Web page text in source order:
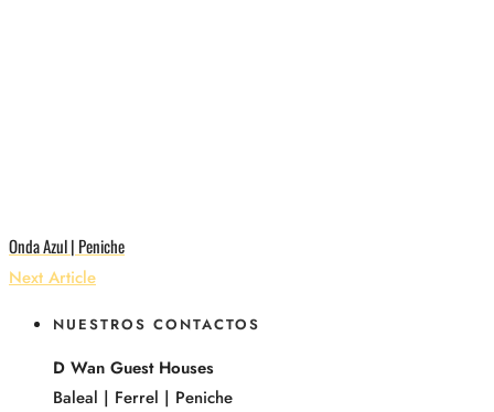
Onda Azul | Peniche
Next Article
NUESTROS CONTACTOS
D Wan Guest Houses
Baleal | Ferrel | Peniche